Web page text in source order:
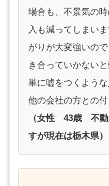
場合も、不景気の
入も減ってしまい
がりが大変強いの
き合っていかない
単に嘘をつくよう
他の会社の方との付
（女性 43歳 不動
すが現在は栃木県）